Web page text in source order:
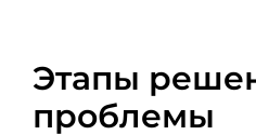
Этапы
проблемы